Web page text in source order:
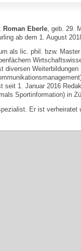
Roman Eberle , geb. 29.
ab dem 1. August
als lic. phil. bzw.
diversen
seit 1. Januar 2016
Sportinformation) in
Er ist verheiratet